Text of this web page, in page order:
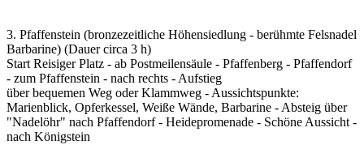
3. Pfaffenstein (bronzezeitliche Höhensiedlung - berühmte Felsnadel
Barbarine) (Dauer circa 3 h)
Start Reisiger Platz - ab Postmeilensäule - Pfaffenberg - Pfaffendorf
- zum Pfaffenstein - nach rechts - Aufstieg
über bequemen Weg oder Klammweg - Aussichtspunkte:
Marienblick, Opferkessel, Weiße Wände, Barbarine - Absteig über
"Nadelöhr" nach Pfaffendorf - Heidepromenade - Schöne Aussicht -
nach Königstein